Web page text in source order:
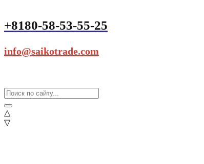
+8180-58-53-55-25
info@saikotrade.com
△
▽